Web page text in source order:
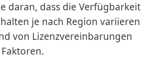
daran, dass die Verfügbarkeit
je nach Region variieren
von Lizenzvereinbarungen